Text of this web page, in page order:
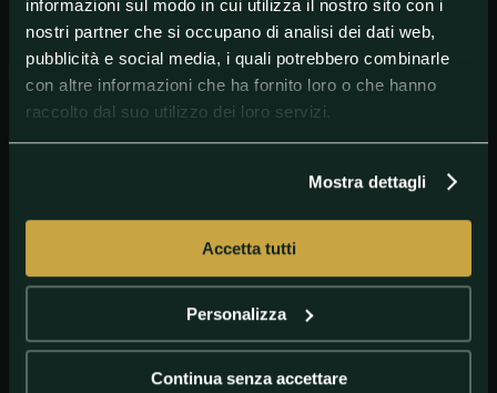
informazioni sul modo in cui utilizza il nostro sito con i
nostri partner che si occupano di analisi dei dati web,
pubblicità e social media, i quali potrebbero combinarle
con altre informazioni che ha fornito loro o che hanno
raccolto dal suo utilizzo dei loro servizi.
Mostra dettagli
Accetta tutti
Personalizza
Continua senza accettare
smentirlo.
#JonJones #MixedMartialArts #UFC
Jon Jones